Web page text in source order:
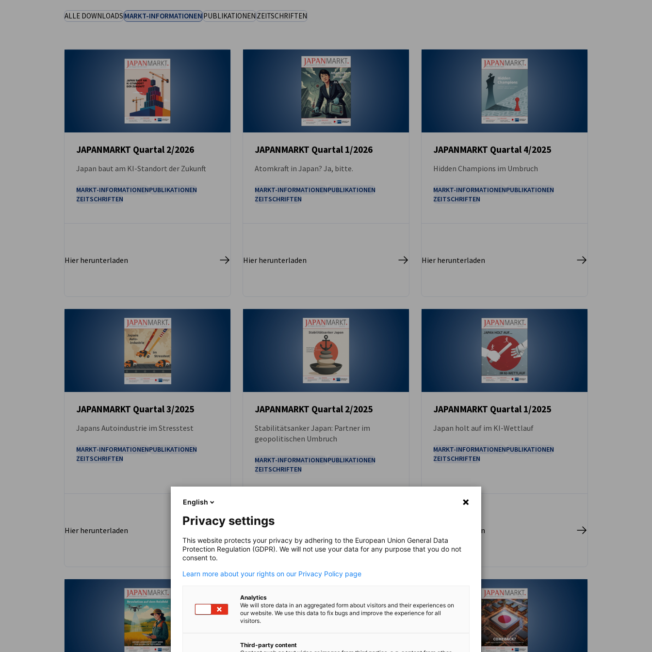
Japan
ALLE DOWNLOADSMARKT-INFORMATIONENPUBLIKATIONENZEITSCHRIFTEN
DOWNLOAD
JAPANMARKT Quartal 2/2026
Japan baut am KI-Standort der Zukunft
MARKT-INFORMATIONENPUBLIKATIONEN
ZEITSCHRIFTEN
Hier herunterladen
DOWNLOAD
JAPANMARKT Quartal 1/2026
Atomkraft in Japan? Ja, bitte.
MARKT-INFORMATIONENPUBLIKATIONEN
ZEITSCHRIFTEN
Hier herunterladen
DOWNLOAD
JAPANMARKT Quartal 4/2025
Hidden Champions im Umbruch
MARKT-INFORMATIONENPUBLIKATIONEN
ZEITSCHRIFTEN
Hier herunterladen
DOWNLOAD
JAPANMARKT Quartal 3/2025
Japans Autoindustrie im Stresstest
MARKT-INFORMATIONENPUBLIKATIONEN
ZEITSCHRIFTEN
Hier herunterladen
DOWNLOAD
JAPANMARKT Quartal 2/2025
Stabilitätsanker Japan: Partner im
geopolitischen Umbruch
MARKT-INFORMATIONENPUBLIKATIONEN
ZEITSCHRIFTEN
Hier herunterladen
DOWNLOAD
JAPANMARKT Quartal 1/2025
Japan holt auf im KI-Wettlauf
MARKT-INFORMATIONENPUBLIKATIONEN
ZEITSCHRIFTEN
Hier herunterladen
English
Privacy settings
This website protects your privacy by adhering to the European Union General Data
Protection Regulation (GDPR). We will not use your data for any purpose that you do not
consent to.
Learn more about your rights on our Privacy Policy page
Analytics
We will store data in an aggregated form about visitors and their experiences on
our website. We use this data to fix bugs and improve the experience for all
visitors.
Third-party content